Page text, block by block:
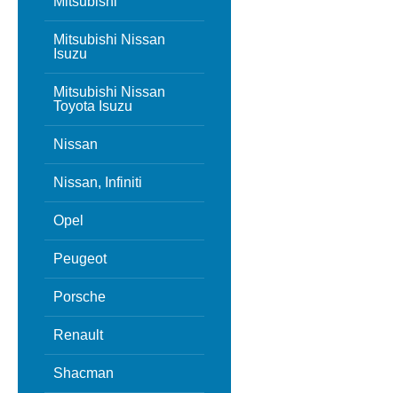
Mitsubishi Nissan
Isuzu
Mitsubishi Nissan
Toyota Isuzu
Nissan
Nissan, Infiniti
Opel
Peugeot
Porsche
Renault
Shacman